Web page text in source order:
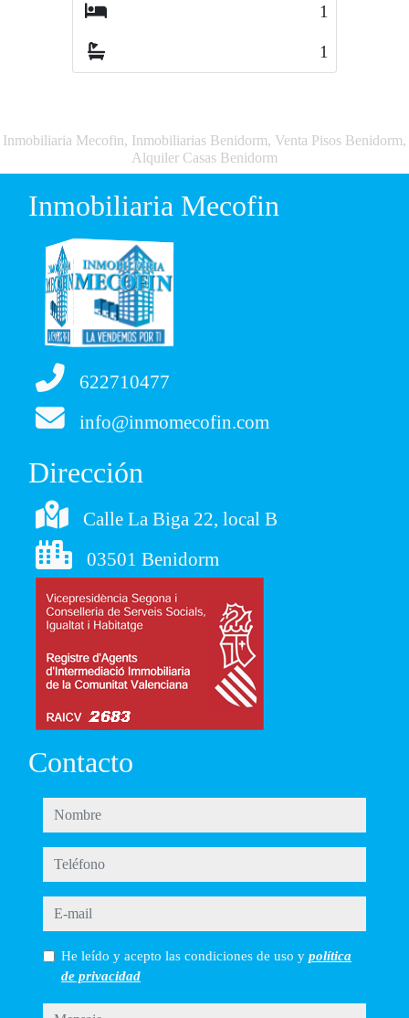
1
1
Inmobiliaria Mecofin, Inmobiliarias Benidorm, Venta Pisos Benidorm,
Alquiler Casas Benidorm
Inmobiliaria Mecofin
622710477
info@inmomecofin.com
Dirección
Calle La Biga 22, local B
03501 Benidorm
Contacto
nombre
teléfono
e-mail
He leído y acepto las condiciones de uso y política
de privacidad